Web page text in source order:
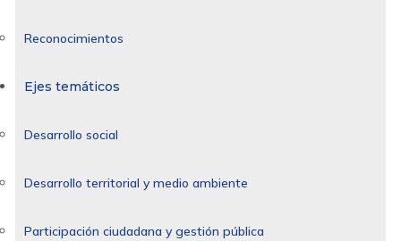
Reconocimientos
Ejes temáticos
Desarrollo social
Desarrollo territorial y medio ambiente
Participación ciudadana y gestión pública